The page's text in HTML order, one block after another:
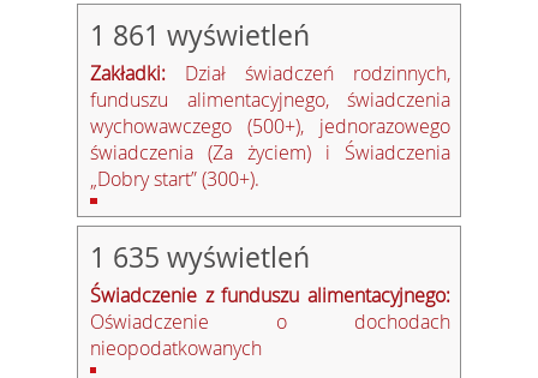
1 861 wyświetleń
Zakładki: Dział świadczeń rodzinnych,
funduszu alimentacyjnego, świadczenia
wychowawczego (500+), jednorazowego
świadczenia (Za życiem) i Świadczenia
„Dobry start” (300+).
1 635 wyświetleń
Świadczenie z funduszu alimentacyjnego:
Oświadczenie o dochodach
nieopodatkowanych